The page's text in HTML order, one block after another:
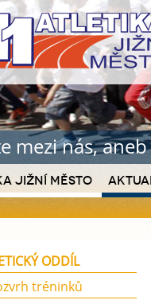
mezi nás,
Jižní Město
ODDÍL
tréninků